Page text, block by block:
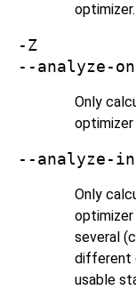
optimizer.
-Z
--analyze-
Only
optimizer
--analyze-
Only
optimizer
several
different
usable